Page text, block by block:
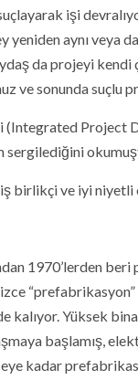
işi
aynı veya
da projeyi kendi
ve sonunda suçlu
(Integrated Project
sergilediğini
birlikçi ve iyi niyetli
1970’lerden
Yüksek
başlamış,
kadar